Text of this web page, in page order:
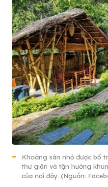
Khoảng sân nhỏ được bố
thư giãn và tận hưởng
của nơi đây. (Nguồn: